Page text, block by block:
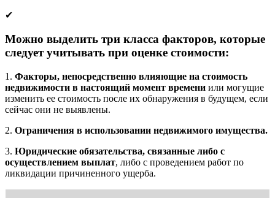
✔
Можно выделить три класса факторов, которые
следует учитывать при оценке стоимости:
1. Факторы, непосредственно влияющие на стоимость
недвижимости в настоящий момент времени или могущие
изменить ее стоимость после их обнаружения в будущем, если
сейчас они не выявлены.
2. Ограничения в использовании недвижимого имущества.
3. Юридические обязательства, связанные либо с
осуществлением выплат, либо с проведением работ по
ликвидации причиненного ущерба.